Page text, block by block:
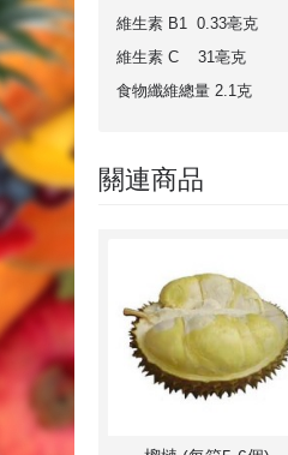
維生素 B1 0.33亳克
維生素 C 31亳克
食物纖維總量 2.1克
關連商品